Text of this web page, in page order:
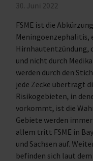
30. Juni 2022
FSME ist die
Meningoenzephalitis,
Hirnhautentzündung,
und nicht durch
werden durch den
jede Zecke übertragt
Risikogebieten, in
vorkommt, ist die
Gebiete werden
allem tritt FSME in
und Sachsen auf.
befinden sich laut